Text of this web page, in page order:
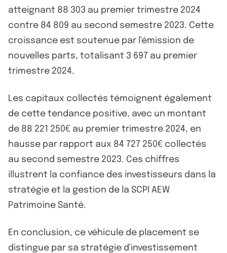
atteignant 88 303 au premier trimestre 2024
contre 84 809 au second semestre 2023. Cette
croissance est soutenue par l'émission de
nouvelles parts, totalisant 3 697 au premier
trimestre 2024.
Les capitaux collectés témoignent également
de cette tendance positive, avec un montant
de 88 221 250€ au premier trimestre 2024, en
hausse par rapport aux 84 727 250€ collectés
au second semestre 2023. Ces chiffres
illustrent la confiance des investisseurs dans la
stratégie et la gestion de la SCPI AEW
Patrimoine Santé.
En conclusion, ce véhicule de placement se
distingue par sa stratégie d'investissement